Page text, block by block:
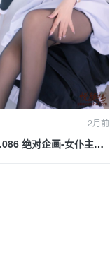
2月前
绝对企画-女仆主题